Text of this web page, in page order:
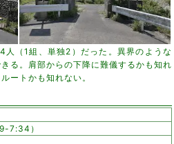
人（1組、単独2）だった。異界のような
る。肩部からの下降に難儀するかも知れ
ートかも知れない。
7:34）